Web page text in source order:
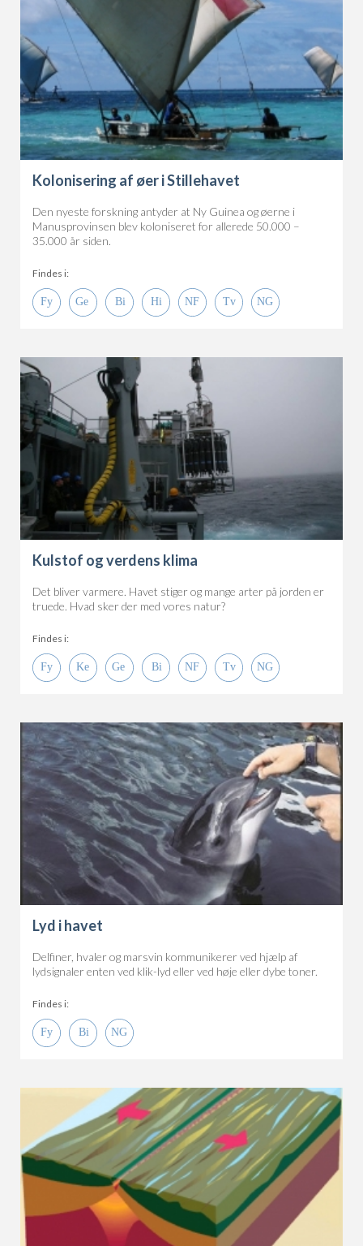
Kolonisering af øer i Stillehavet
Den nyeste forskning antyder at Ny Guinea og øerne i
Manusprovinsen blev koloniseret for allerede 50.000 –
35.000 år siden.
Findes i:
Kulstof og verdens klima
Det bliver varmere. Havet stiger og mange arter på jorden er
truede. Hvad sker der med vores natur?
Findes i:
Lyd i havet
Delfiner, hvaler og marsvin kommunikerer ved hjælp af
lydsignaler enten ved klik-lyd eller ved høje eller dybe toner.
Findes i: